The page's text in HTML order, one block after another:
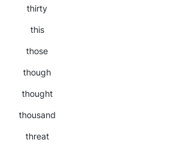
thirty
this
those
though
thought
thousand
threat